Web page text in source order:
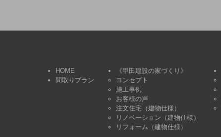
HOME
間取りプラン
《甲田建設の家づくり》
コンセプト
施工事例
お客様の声
注文住宅（建物仕様）
リノベーション（建物仕様）
リフォーム（建物仕様）